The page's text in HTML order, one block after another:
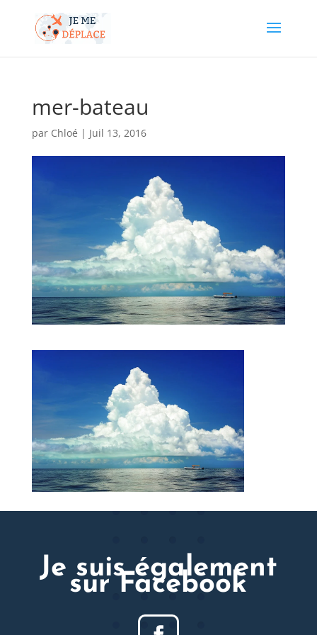
mer-bateau
par Chloé | Juil 13, 2016
Je suis également
sur Facebook